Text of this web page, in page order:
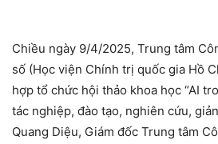
Chiều ngày 9/4/2025, Trung tâm
số (Học viện Chính trị quốc gia Hồ
hợp tổ chức hội thảo khoa học “AI
tác nghiệp, đào tạo, nghiên cứu,
Quang Diệu, Giám đốc Trung tâm